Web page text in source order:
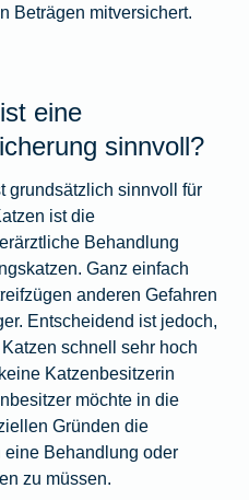
Beträgen mitversichert.
eine
sinnvoll?
grundsätzlich sinnvoll für
ist die
Behandlung
Ganz einfach
anderen Gefahren
Entscheidend ist jedoch,
schnell sehr hoch
Katzenbesitzerin
möchte in die
Gründen die
eine Behandlung oder
zu müssen.